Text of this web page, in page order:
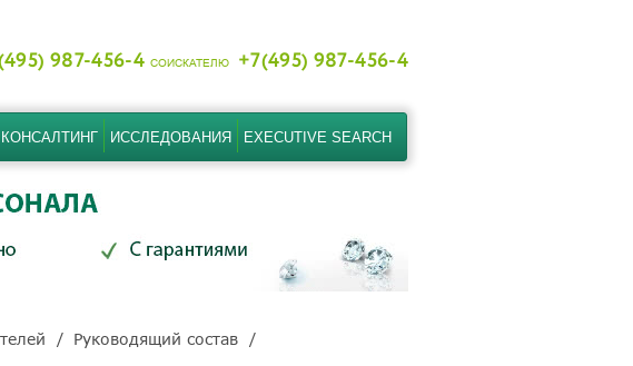
987-456-4 СОИСКАТЕЛЮ +7(495) 987-456-4
КОНСАЛТИНГ ИССЛЕДОВАНИЯ EXECUTIVE SEARCH
Руководящий состав